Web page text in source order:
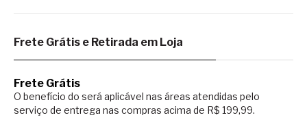
Frete Grátis e Retirada em Loja
Frete Grátis
O benefício do será aplicável nas áreas atendidas pelo
serviço de entrega nas compras acima de R$ 199,99.